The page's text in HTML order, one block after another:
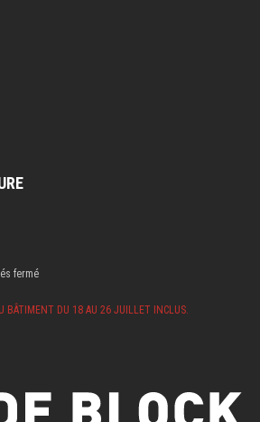
fermé
BÂTIMENT DU 18 AU 26 JUILLET INCLUS.